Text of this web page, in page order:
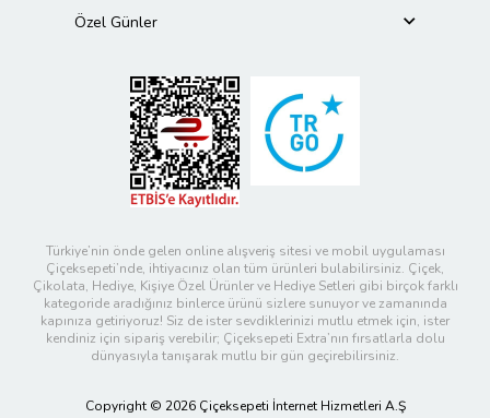
Özel Günler
Türkiye’nin önde gelen online alışveriş sitesi ve mobil uygulaması
Çiçeksepeti’nde, ihtiyacınız olan tüm ürünleri bulabilirsiniz. Çiçek,
Çikolata, Hediye, Kişiye Özel Ürünler ve Hediye Setleri gibi birçok farklı
kategoride aradığınız binlerce ürünü sizlere sunuyor ve zamanında
kapınıza getiriyoruz! Siz de ister sevdiklerinizi mutlu etmek için, ister
kendiniz için sipariş verebilir; Çiçeksepeti Extra’nın fırsatlarla dolu
dünyasıyla tanışarak mutlu bir gün geçirebilirsiniz.
Copyright © 2026 Çiçeksepeti İnternet Hizmetleri A.Ş